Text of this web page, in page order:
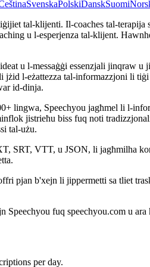
SvenskaPolskiDanskSuomi
tal-klijenti. Il-coaches tal-
u l-esperjenza tal-klijent.
u l-messaġġi essenzjali jinqraw
l-eżattezza tal-informazzjoni li
id-dinja.
lingwa, Speechyou jagħmel li l-
jistrieħu biss fuq noti
tal-użu.
SRT, VTT, u JSON, li jagħmilha
pjan b'xejn li jippermetti sa tliet
fuq speechyou.com u
per day.